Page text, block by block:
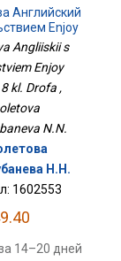
Английский
Enjoy
Кл. Дрофа
Angliiskii s
Enjoy
kl. Drofa ,
N.N.
Н.Н.
1602553
14–20 дней